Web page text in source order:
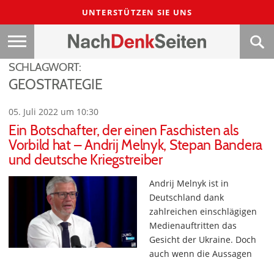
UNTERSTÜTZEN SIE UNS
SCHLAGWORT:
GEOSTRATEGIE
05. Juli 2022 um 10:30
Ein Botschafter, der einen Faschisten als
Vorbild hat – Andrij Melnyk, Stepan Bandera
und deutsche Kriegstreiber
Andrij Melnyk ist in
Deutschland dank
zahlreichen einschlägigen
Medienauftritten das
Gesicht der Ukraine. Doch
auch wenn die Aussagen